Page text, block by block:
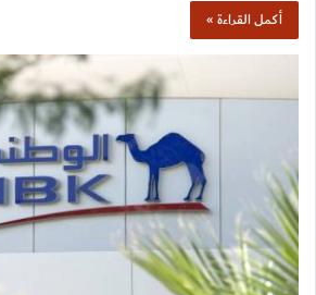
أكمل القراءة »